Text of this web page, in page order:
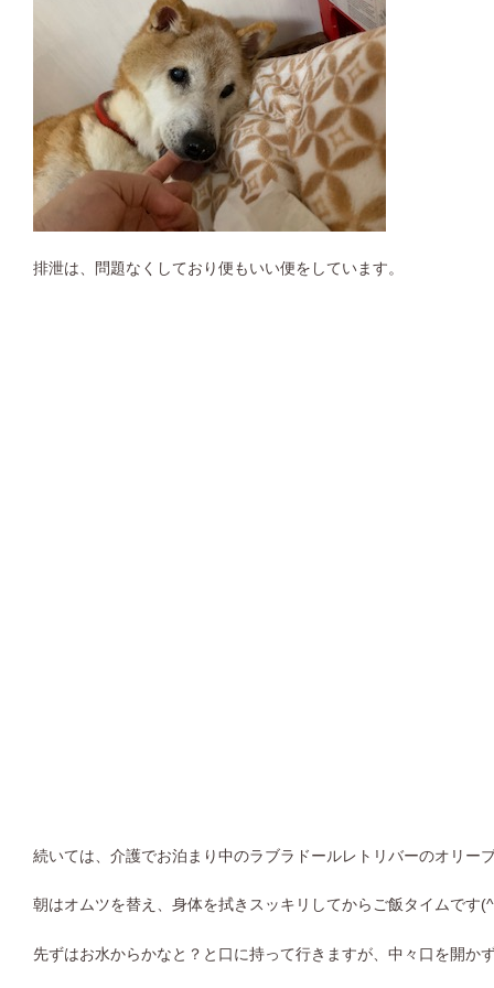
排泄は、問題なくしており便もいい便をしています。
続いては、介護でお泊まり中のラブラドールレトリバーのオリー
朝はオムツを替え、身体を拭きスッキリしてからご飯タイムです
先ずはお水からかなと？と口に持って行きますが、中々口を開か